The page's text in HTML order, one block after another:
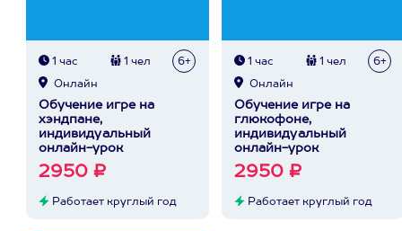
1 час 1 чел 6+
Онлайн
Обучение игре на
хэндпане,
индивидуальный
онлайн-урок
2950 ₽
Работает круглый год
1 час 1 чел 6+
Онлайн
Обучение игре на
глюкофоне,
индивидуальный
онлайн-урок
2950 ₽
Работает круглый год